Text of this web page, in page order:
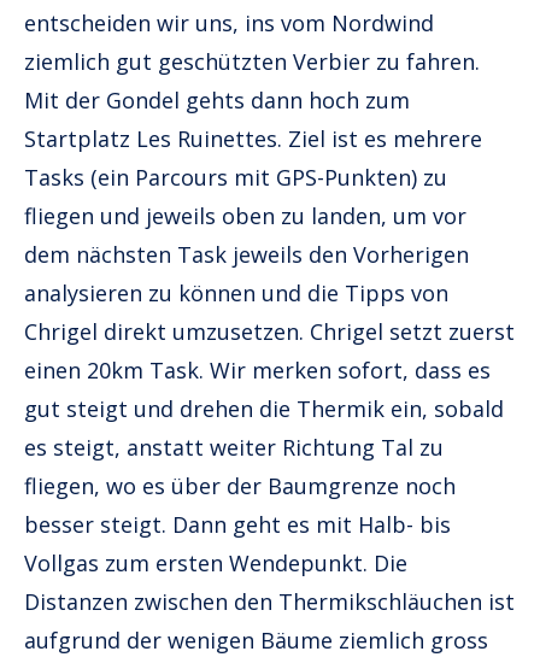
entscheiden wir uns, ins vom Nordwind
ziemlich gut geschützten Verbier zu fahren.
Mit der Gondel gehts dann hoch zum
Startplatz Les Ruinettes. Ziel ist es mehrere
Tasks (ein Parcours mit GPS-Punkten) zu
fliegen und jeweils oben zu landen, um vor
dem nächsten Task jeweils den Vorherigen
analysieren zu können und die Tipps von
Chrigel direkt umzusetzen. Chrigel setzt zuerst
einen 20km Task. Wir merken sofort, dass es
gut steigt und drehen die Thermik ein, sobald
es steigt, anstatt weiter Richtung Tal zu
fliegen, wo es über der Baumgrenze noch
besser steigt. Dann geht es mit Halb- bis
Vollgas zum ersten Wendepunkt. Die
Distanzen zwischen den Thermikschläuchen ist
aufgrund der wenigen Bäume ziemlich gross